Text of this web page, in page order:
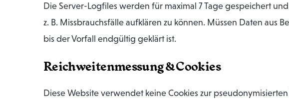
Die Server-Logfiles werden für maximal 7 Tage gespeichert
z. B. Missbrauchsfälle aufklären zu können. Müssen Daten
bis der Vorfall endgültig geklärt ist.
Reichweitenmessung & Cookies
Diese Website verwendet keine Cookies zur